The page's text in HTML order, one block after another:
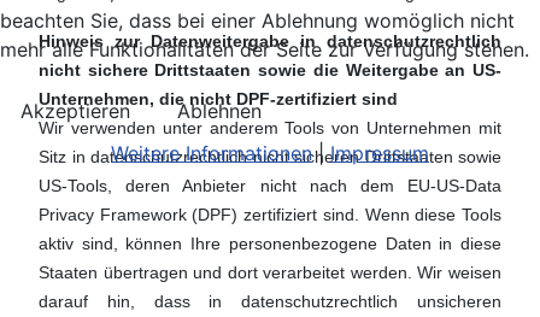
Hinweis zur Datenweitergabe in datenschutzrechtlich
nicht sichere Drittstaaten sowie die Weitergabe an US-
Unternehmen, die nicht DPF-zertifiziert sind
Wir verwenden unter anderem Tools von Unternehmen mit
Sitz in datenschutzrechtlich nicht sicheren Drittstaaten sowie
US-Tools, deren Anbieter nicht nach dem EU-US-Data
Privacy Framework (DPF) zertifiziert sind. Wenn diese Tools
aktiv sind, können Ihre personenbezogene Daten in diese
Staaten übertragen und dort verarbeitet werden. Wir weisen
darauf hin, dass in datenschutzrechtlich unsicheren
beachten Sie, dass bei einer Ablehnung womöglich nicht
mehr alle Funktionalitäten der Seite zur Verfügung stehen.
Akzeptieren
Ablehnen
Weitere Informationen|Impressum